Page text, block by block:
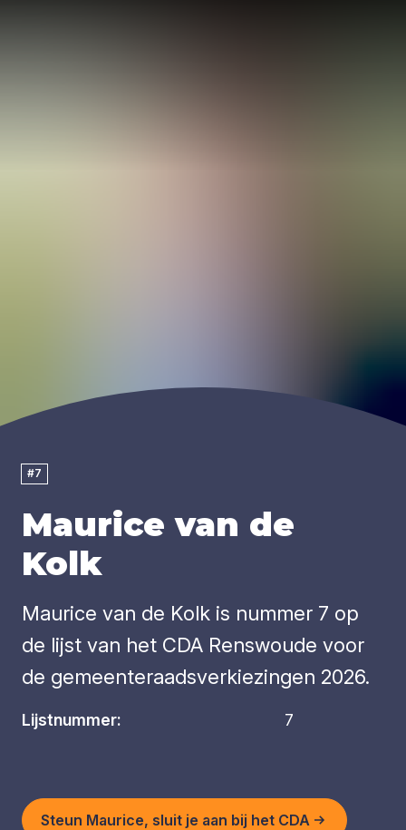
#7
Maurice van de
Kolk
Maurice van de Kolk is nummer 7 op
de lijst van het CDA Renswoude voor
de gemeenteraadsverkiezingen 2026.
Lijstnummer: 7
Steun Maurice, sluit je aan bij het CDA